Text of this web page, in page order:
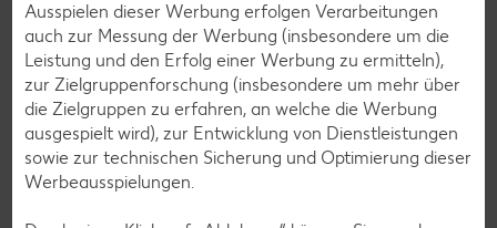
Newsletter-Anmeldung
Abonnenten profitieren von vielen Vorteilen wie den besten
Angeboten zum Donnerstag, Wochenende oder
Ausspielen dieser Werbung erfolgen Verarbeitungen
auch zur Messung der Werbung (insbesondere um die
Leistung und den Erfolg einer Werbung zu ermitteln),
zur Zielgruppenforschung (insbesondere um mehr über
die Zielgruppen zu erfahren, an welche die Werbung
ausgespielt wird), zur Entwicklung von Dienstleistungen
sowie zur technischen Sicherung und Optimierung dieser
Werbeausspielungen.